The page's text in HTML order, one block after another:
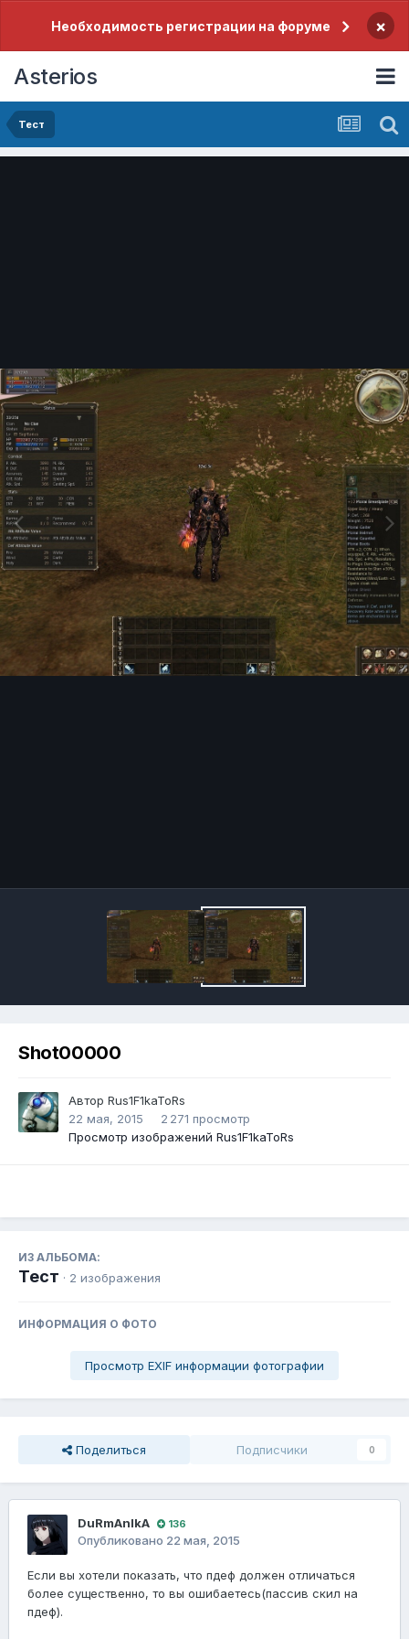
Необходимость регистрации на форуме ×
Asterios
Тест
Shot00000
Автор Rus1F1kaToRs
22 мая, 2015
2 271 просмотр
Просмотр изображений Rus1F1kaToRs
ИЗ АЛЬБОМА:
Тест · 2 изображения
ИНФОРМАЦИЯ О ФОТО
Просмотр EXIF информации фотографии
Поделиться Подписчики 0
DuRmAnIkA 136
Опубликовано 22 мая, 2015
Если вы хотели показать, что пдеф должен отличаться
более существенно, то вы ошибаетесь(пассив скил на
пдеф).